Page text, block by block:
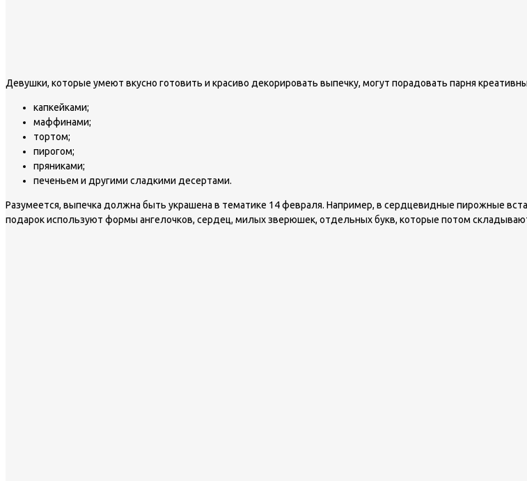
Девушки, которые умеют вкусно готовить и красиво декорировать выпечку, могут порадовать парня
капкейками;
маффинами;
тортом;
пирогом;
пряниками;
печеньем и другими сладкими десертами.
Разумеется, выпечка должна быть украшена в тематике 14 февраля. Например, в сердцевидные пирожные
подарок используют формы ангелочков, сердец, милых зверюшек, отдельных букв, которые потом